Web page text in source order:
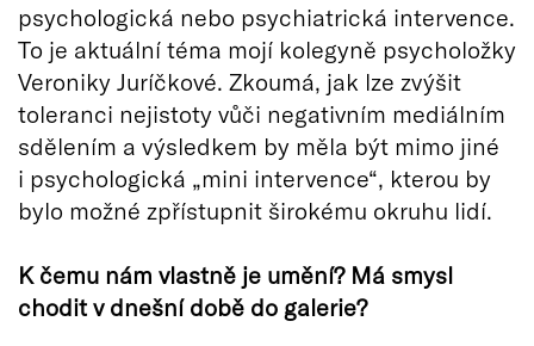
psychologická nebo psychiatrická intervence.
To je aktuální téma mojí kolegyně psycholožky
Veroniky Juríčkové. Zkoumá, jak lze zvýšit
toleranci nejistoty vůči negativním mediálním
sdělením a výsledkem by měla být mimo jiné
i psychologická „mini intervence“, kterou by
bylo možné zpřístupnit širokému okruhu lidí.
K čemu nám vlastně je umění? Má smysl
chodit v dnešní době do galerie?